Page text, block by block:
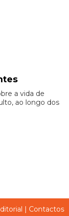
a vida de
ao longo dos
| Contactos